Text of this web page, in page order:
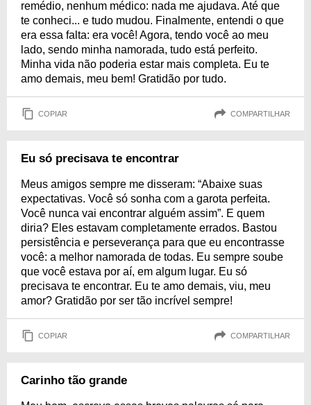
remédio, nenhum médico: nada me ajudava. Até que
te conheci... e tudo mudou. Finalmente, entendi o que
era essa falta: era você! Agora, tendo você ao meu
lado, sendo minha namorada, tudo está perfeito.
Minha vida não poderia estar mais completa. Eu te
amo demais, meu bem! Gratidão por tudo.
COPIAR COMPARTILHAR
Eu só precisava te encontrar
Meus amigos sempre me disseram: “Abaixe suas
expectativas. Você só sonha com a garota perfeita.
Você nunca vai encontrar alguém assim”. E quem
diria? Eles estavam completamente errados. Bastou
persistência e perseverança para que eu encontrasse
você: a melhor namorada de todas. Eu sempre soube
que você estava por aí, em algum lugar. Eu só
precisava te encontrar. Eu te amo demais, viu, meu
amor? Gratidão por ser tão incrível sempre!
COPIAR COMPARTILHAR
Carinho tão grande